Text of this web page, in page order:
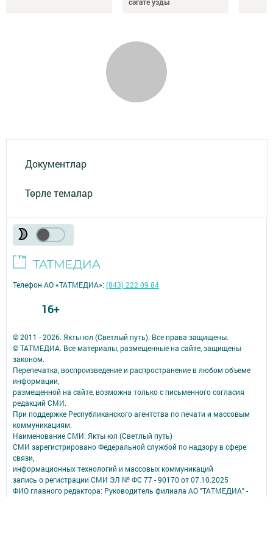
Документлар
Төрле темалар
© 2011 - 2026. Якты юл (Светлый путь). Все права защищены.
© ТАТМЕДИА. Все материалы, размещенные на сайте, защищены
законом.
Перепечатка, воспроизведение и распространение в любом объеме
информации,
размещенной на сайте, возможна только с письменного согласия
редакций СМИ.
При поддержке Республиканского агентства по печати и массовым
коммуникациям.
Наименование СМИ: Якты юл (Светлый путь)
СМИ зарегистрировано Федеральной службой по надзору в сфере
связи,
информационных технологий и массовых коммуникаций
запись о регистрации СМИ ЭЛ № ФС 77 - 90170 от 07.10.2025
ФИО главного редактора: Руководитель филиала АО "ТАТМЕДИА" -
Телефон АО «ТАТМЕДИА»:(843) 222 09 84
16+